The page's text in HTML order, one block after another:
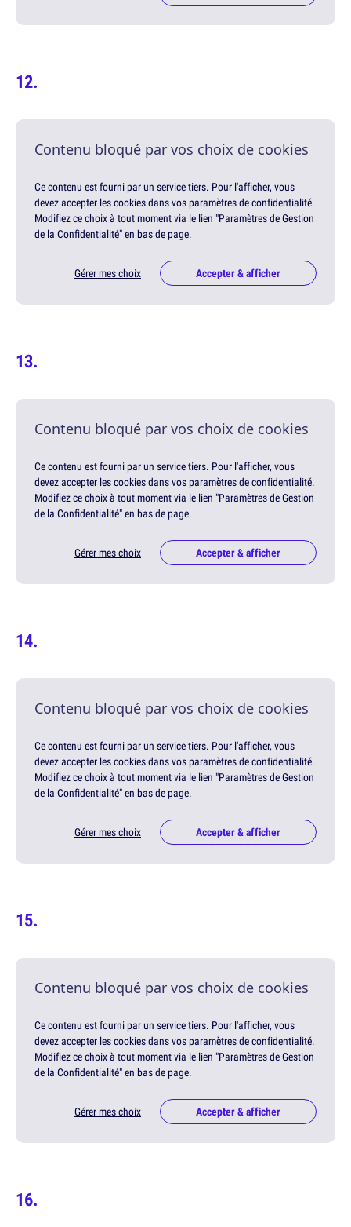
Contenu bloqué par vos choix de cookies
Ce contenu est fourni par un service tiers. Pour l'afficher, vous
devez accepter les cookies dans vos paramètres de confidentialité.
Modifiez ce choix à tout moment via le lien "Paramètres de Gestion
de la Confidentialité" en bas de page.
Gérer mes choix Accepter & afficher
Contenu bloqué par vos choix de cookies
Ce contenu est fourni par un service tiers. Pour l'afficher, vous
devez accepter les cookies dans vos paramètres de confidentialité.
Modifiez ce choix à tout moment via le lien "Paramètres de Gestion
de la Confidentialité" en bas de page.
Gérer mes choix Accepter & afficher
Contenu bloqué par vos choix de cookies
Ce contenu est fourni par un service tiers. Pour l'afficher, vous
devez accepter les cookies dans vos paramètres de confidentialité.
Modifiez ce choix à tout moment via le lien "Paramètres de Gestion
de la Confidentialité" en bas de page.
Gérer mes choix Accepter & afficher
Contenu bloqué par vos choix de cookies
Ce contenu est fourni par un service tiers. Pour l'afficher, vous
devez accepter les cookies dans vos paramètres de confidentialité.
Modifiez ce choix à tout moment via le lien "Paramètres de Gestion
de la Confidentialité" en bas de page.
Gérer mes choix Accepter & afficher